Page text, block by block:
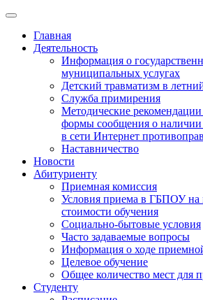
Главная
Деятельность
Информация о
муниципальных услугах
Детский травматизм в
Служба примирения
Методические
формы сообщения о наличии
в сети Интернет
Наставничество
Новости
Абитуриенту
Приемная комиссия
Условия приема в ГБПОУ на
стоимости обучения
Социально-бытовые условия
Часто задаваемые вопросы
Информация о ходе
Целевое обучение
Общее количество мест для
Студенту